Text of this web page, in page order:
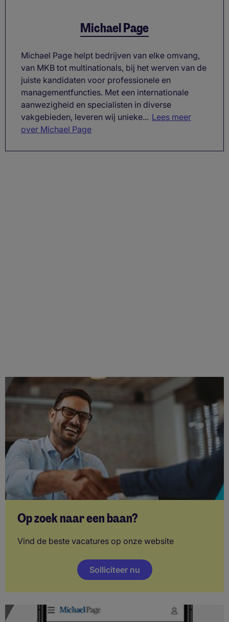
Michael Page
Michael Page helpt bedrijven van elke omvang,
van MKB tot multinationals, bij het werven van de
juiste kandidaten voor professionele en
managementfuncties. Met een internationale
aanwezigheid en specialisten in diverse
vakgebieden, leveren wij unieke... Lees meer
over Michael Page
Op zoek naar een baan?
Vind de beste vacatures op onze website
Solliciteer nu